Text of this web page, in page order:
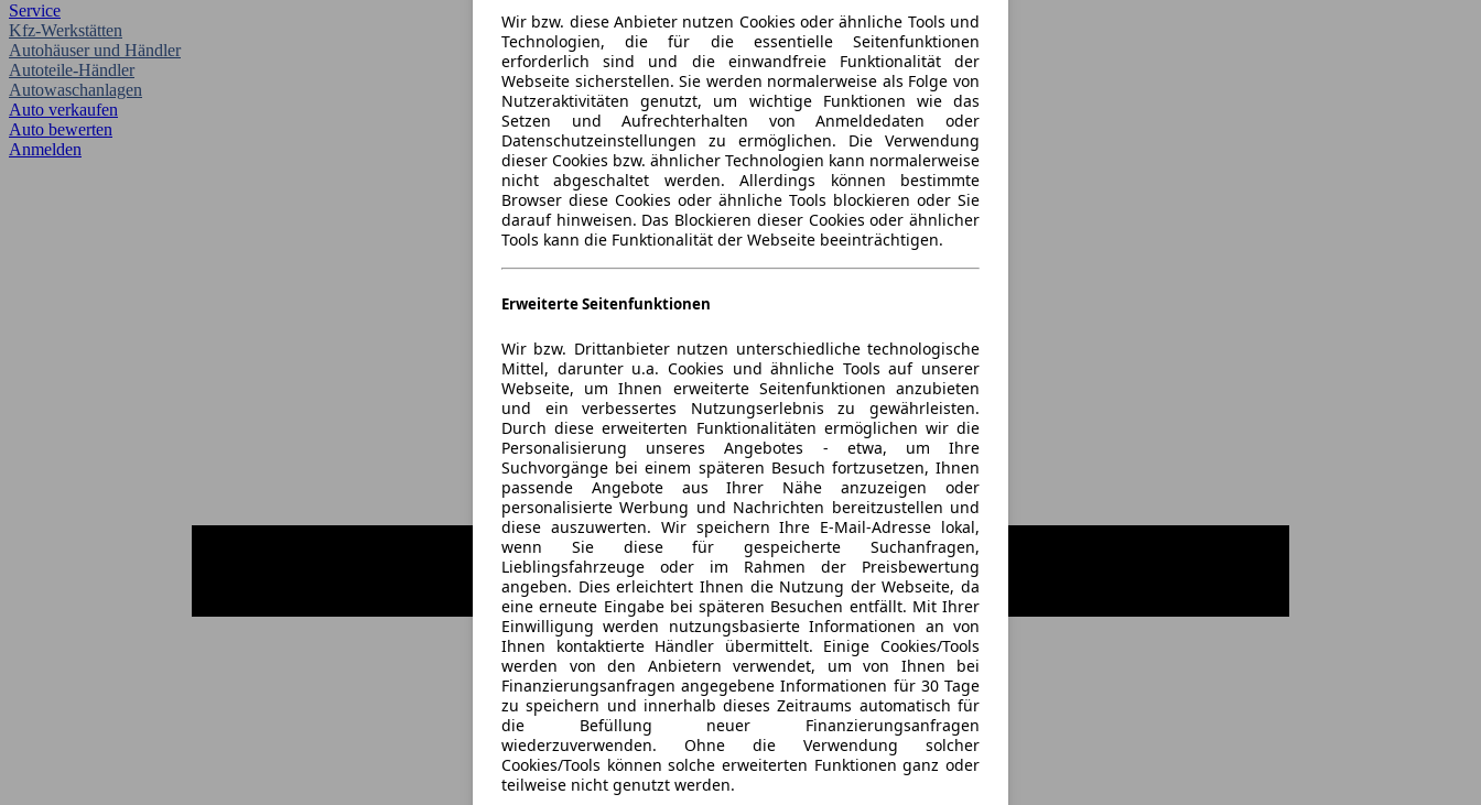
Service
Kfz-Werkstätten
Autohäuser und Händler
Autoteile-Händler
Autowaschanlagen
Auto verkaufen
Auto bewerten
Anmelden
Wir bzw. diese Anbieter nutzen Cookies oder ähnliche Tools und
Technologien, die für die essentielle Seitenfunktionen
erforderlich sind und die einwandfreie Funktionalität der
Webseite sicherstellen. Sie werden normalerweise als Folge von
Nutzeraktivitäten genutzt, um wichtige Funktionen wie das
Setzen und Aufrechterhalten von Anmeldedaten oder
Datenschutzeinstellungen zu ermöglichen. Die Verwendung
dieser Cookies bzw. ähnlicher Technologien kann normalerweise
nicht abgeschaltet werden. Allerdings können bestimmte
Browser diese Cookies oder ähnliche Tools blockieren oder Sie
darauf hinweisen. Das Blockieren dieser Cookies oder ähnlicher
Tools kann die Funktionalität der Webseite beeinträchtigen.
Erweiterte Seitenfunktionen
Wir bzw. Drittanbieter nutzen unterschiedliche technologische
Mittel, darunter u.a. Cookies und ähnliche Tools auf unserer
Webseite, um Ihnen erweiterte Seitenfunktionen anzubieten
und ein verbessertes Nutzungserlebnis zu gewährleisten.
Durch diese erweiterten Funktionalitäten ermöglichen wir die
Personalisierung unseres Angebotes - etwa, um Ihre
Suchvorgänge bei einem späteren Besuch fortzusetzen, Ihnen
passende Angebote aus Ihrer Nähe anzuzeigen oder
personalisierte Werbung und Nachrichten bereitzustellen und
diese auszuwerten. Wir speichern Ihre E-Mail-Adresse lokal,
wenn Sie diese für gespeicherte Suchanfragen,
Lieblingsfahrzeuge oder im Rahmen der Preisbewertung
angeben. Dies erleichtert Ihnen die Nutzung der Webseite, da
eine erneute Eingabe bei späteren Besuchen entfällt. Mit Ihrer
Einwilligung werden nutzungsbasierte Informationen an von
Ihnen kontaktierte Händler übermittelt. Einige Cookies/Tools
werden von den Anbietern verwendet, um von Ihnen bei
Finanzierungsanfragen angegebene Informationen für 30 Tage
zu speichern und innerhalb dieses Zeitraums automatisch für
die Befüllung neuer Finanzierungsanfragen
wiederzuverwenden. Ohne die Verwendung solcher
Cookies/Tools können solche erweiterten Funktionen ganz oder
teilweise nicht genutzt werden.